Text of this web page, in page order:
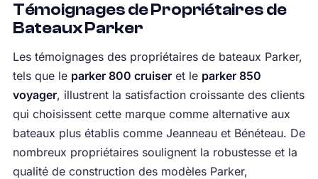
Témoignages de Propriétaires de
Bateaux Parker
Les témoignages des propriétaires de bateaux Parker,
tels que le parker 800 cruiseret le parker 850
voyager, illustrent la satisfaction croissante des clients
qui choisissent cette marque comme alternative aux
bateaux plus établis comme Jeanneau et Bénéteau. De
nombreux propriétaires soulignent la robustesse et la
qualité de construction des modèles Parker,